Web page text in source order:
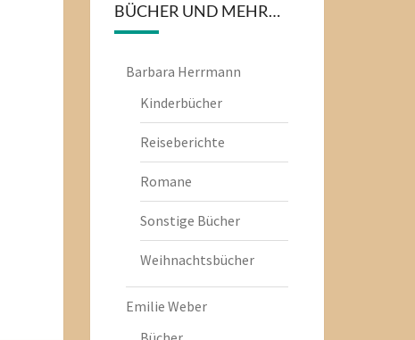
BÜCHER UND MEHR…
Barbara Herrmann
Kinderbücher
Reiseberichte
Romane
Sonstige Bücher
Weihnachtsbücher
Emilie Weber